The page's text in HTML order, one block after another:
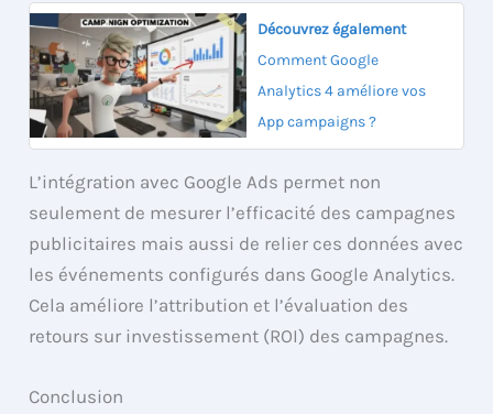
Découvrez également
Comment Google
Analytics 4 améliore vos
App campaigns ?
L’intégration avec Google Ads permet non
seulement de mesurer l’efficacité des campagnes
publicitaires mais aussi de relier ces données avec
les événements configurés dans Google Analytics.
Cela améliore l’attribution et l’évaluation des
retours sur investissement (ROI) des campagnes.
Conclusion